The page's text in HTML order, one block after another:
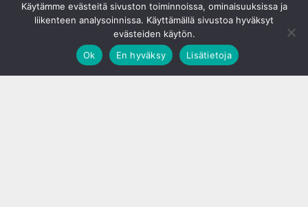
Käytämme evästeitä sivuston toiminnoissa, ominaisuuksissa ja
liikenteen analysoinnissa. Käyttämällä sivustoa hyväksyt
evästeiden käytön.
Ok
En hyväksy Lisätietoja